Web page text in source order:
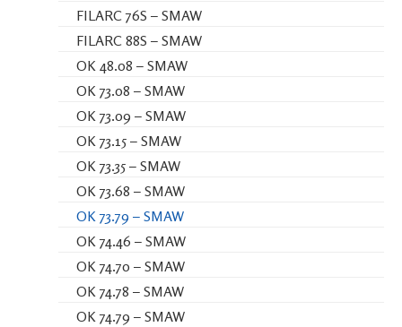
FILARC 76S – SMAW
FILARC 88S – SMAW
OK 48.08 – SMAW
OK 73.08 – SMAW
OK 73.09 – SMAW
OK 73.15 – SMAW
OK 73.35 – SMAW
OK 73.68 – SMAW
OK 73.79 – SMAW
OK 74.46 – SMAW
OK 74.70 – SMAW
OK 74.78 – SMAW
OK 74.79 – SMAW